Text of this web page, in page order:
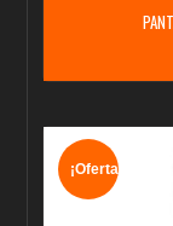
¡Oferta!